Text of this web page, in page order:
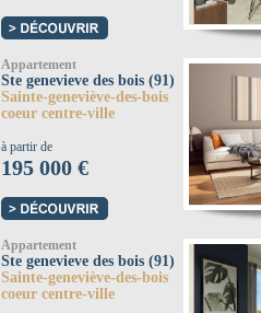
Appartement
Ste genevieve des bois (91)
Sainte-geneviève-des-bois
coeur centre-ville
à partir de
195 000 €
Appartement
Ste genevieve des bois (91)
Sainte-geneviève-des-bois
coeur centre-ville